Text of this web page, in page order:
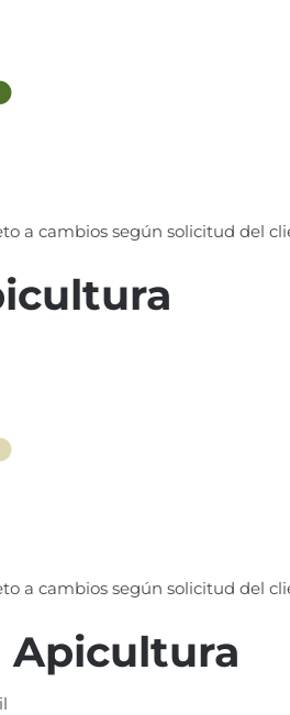
a cambios según solicitud del
a cambios según solicitud del
Apicultura